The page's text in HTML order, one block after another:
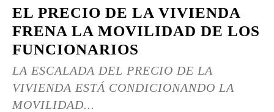
EL PRECIO DE LA VIVIENDA
FRENA LA MOVILIDAD DE LOS
FUNCIONARIOS
LA ESCALADA DEL PRECIO DE LA
VIVIENDA ESTÁ CONDICIONANDO LA
MOVILIDAD...